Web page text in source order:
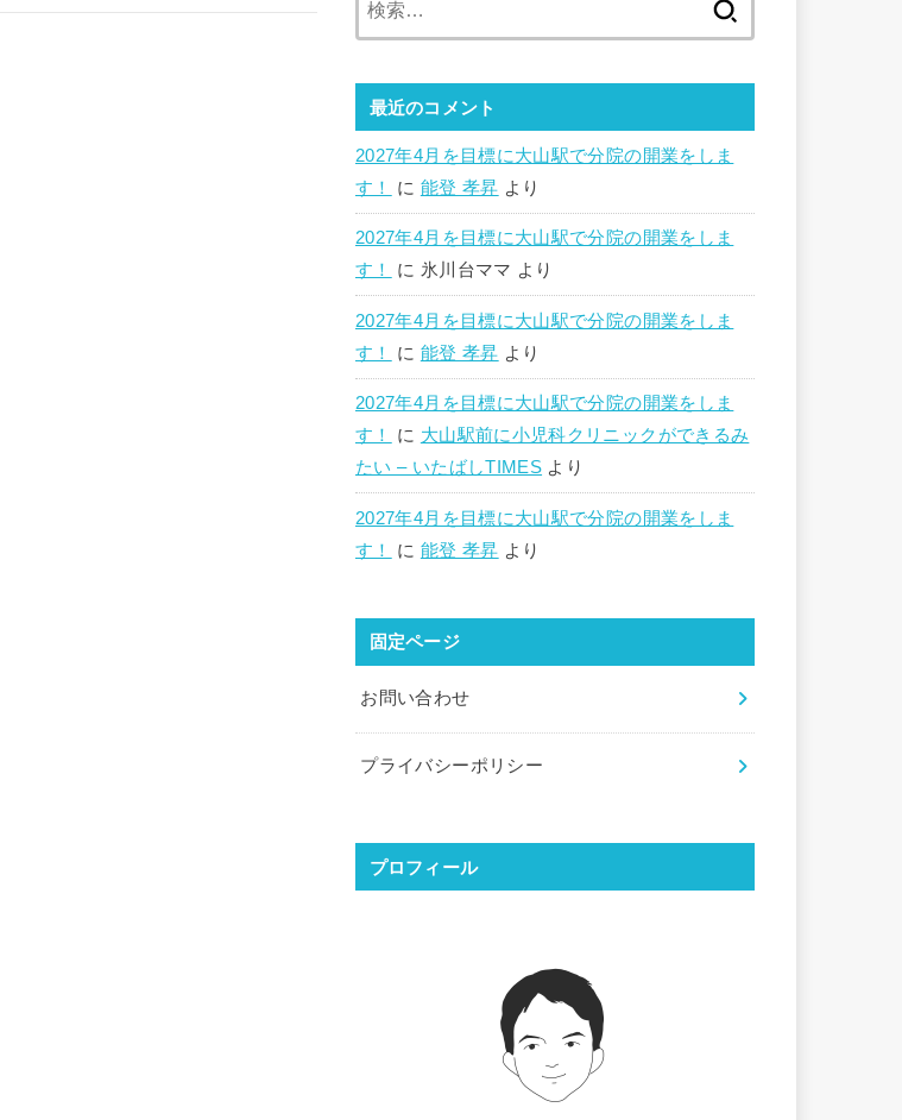
最近のコメント
2027年4月を目標に大山駅で分院の開業をしま
す！
に 能登 孝昇 より
2027年4月を目標に大山駅で分院の開業をしま
す！
に 氷川台ママ より
2027年4月を目標に大山駅で分院の開業をしま
す！
に 能登 孝昇 より
2027年4月を目標に大山駅で分院の開業をしま
す！
に 大山駅前に小児科クリニックができるみ
たい – いたばしTIMES より
2027年4月を目標に大山駅で分院の開業をしま
す！
に 能登 孝昇 より
固定ページ
お問い合わせ
プライバシーポリシー
プロフィール